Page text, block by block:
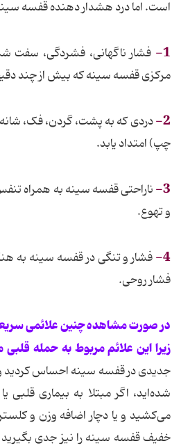
است. اما درد هشدار دهنده قفسه
1-
فشار ناگهانی، فشردگی، سفت
مرکزی قفسه سینه که بیش از چند
2- دردی که به پشت، گردن، فک،
چپ) امتداد یابد.
3- ناراحتی قفسه سینه به همراه
و تهوع.
4- فشار و تنگی در قفسه سینه به
فشار روحی.
در صورت مشاهده چنین علائمی
زیرا این علائم مربوط به حمله
جدیدی در قفسه سینه احساس کردید و
شده‌اید، اگر مبتلا به بیماری قلبی
می‌کشید و یا دچار اضافه وزن و
خفیف قفسه سینه را نیز جدی